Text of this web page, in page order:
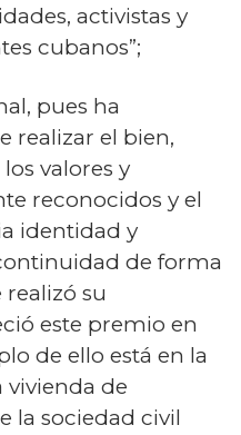
activistas y
cubanos”;
pues ha
realizar el bien,
valores y
reconocidos y el
identidad y
de forma
su
este premio en
de ello está en la
vivienda de
la sociedad civil